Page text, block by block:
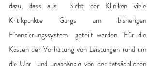
dazu, dass aus  Sicht der Kliniken viele
Kritikpunkte Gargs am bisherigen
Finanzierungssystem  geteilt werden. "Für die
Kosten der Vorhaltung von Leistungen rund um
die Uhr  und unabhängig von der tatsächlichen